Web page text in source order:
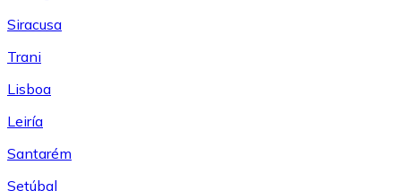
Siracusa
Trani
Lisboa
Leiría
Santarém
Setúbal